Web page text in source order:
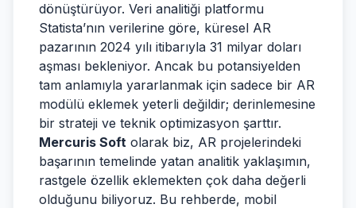
dönüştürüyor. Veri analitiği platformu
Statista’nın verilerine göre, küresel AR
pazarının 2024 yılı itibarıyla 31 milyar doları
aşması bekleniyor. Ancak bu potansiyelden
tam anlamıyla yararlanmak için sadece bir AR
modülü eklemek yeterli değildir; derinlemesine
bir strateji ve teknik optimizasyon şarttır.
Mercuris Soft olarak biz, AR projelerindeki
başarının temelinde yatan analitik yaklaşımın,
rastgele özellik eklemekten çok daha değerli
olduğunu biliyoruz. Bu rehberde, mobil